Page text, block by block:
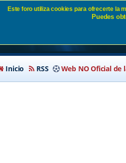
Identificarse SD
Inicio RSS Web NO Oficial de
Este foro utiliza cookies para ofrecerte la
Puedes